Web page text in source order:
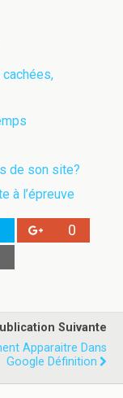
de son site?
à l’épreuve
0
Suivante
Apparaitre Dans
Google Définition